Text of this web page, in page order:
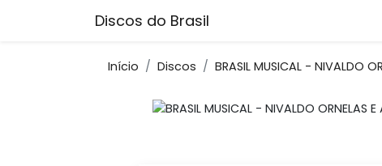
Discos do Brasil
Início Discos BRASIL MUSICAL - NIVALDO